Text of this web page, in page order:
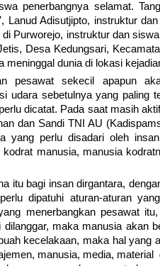
penerbangnya selamat.
Lanud Adisutjipto, instruktur
di Purworejo, instruktur dan
Desa Kedungsari,
meninggal dunia di lokasi
pesawat sekecil apapun
udara sebetulnya yang paling
dicatat. Pada saat masih
dan Sandi TNI AU
yang perlu disadari oleh
kodrat manusia, manusia
itu bagi insan dirgantara,
dipatuhi aturan-aturan
menerbangkan pesawat
dilanggar, maka manusia akan
kecelakaan, maka hal yang
manusia, media,